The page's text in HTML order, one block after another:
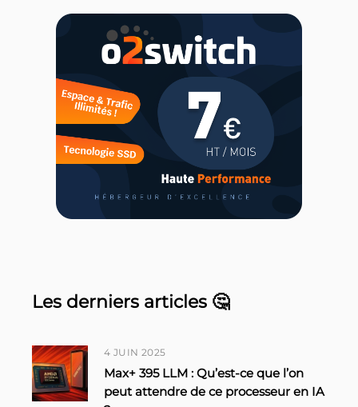
Les derniers articles 🤔
4 JUIN 2025
Max+ 395 LLM : Qu’est-ce que l’on
peut attendre de ce processeur en IA